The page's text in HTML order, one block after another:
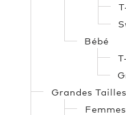
Bébé
Grandes Tailles
Femmes